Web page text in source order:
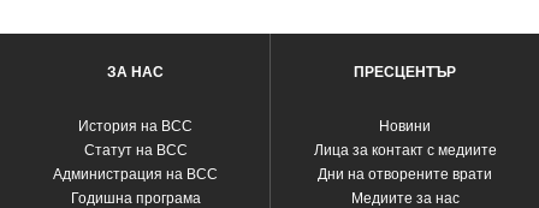
ЗА НАС
История на ВСС
Статут на ВСС
Администрация на ВСС
Годишна програма
ПРЕСЦЕНТЪР
Новини
Лица за контакт с медиите
Дни на отворените врати
Медиите за нас